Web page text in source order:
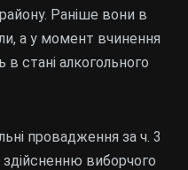
Раніше вони в
а у момент вчинення
стані алкогольного
провадження за ч. 3
виборчого